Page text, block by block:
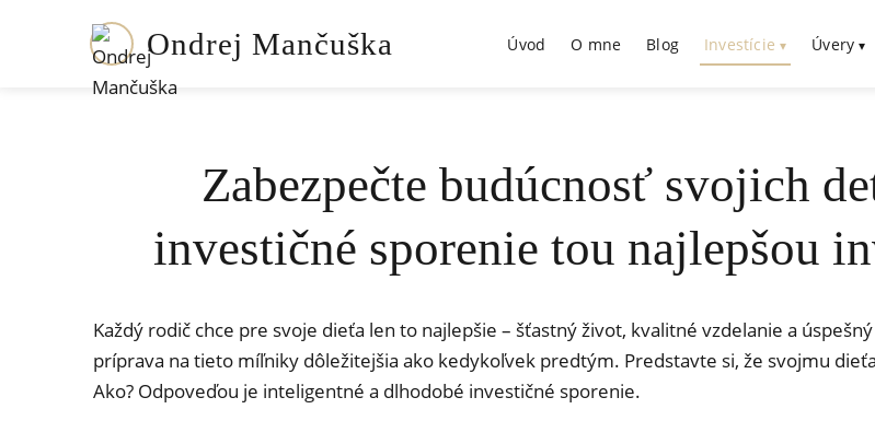
Ondrej Mančuška Úvod O mne Blog Investície Úvery
Zabezpečte budúcnosť svojich
investičné sporenie tou najlepšou
Každý rodič chce pre svoje dieťa len to najlepšie – šťastný život, kvalitné vzdelanie a
príprava na tieto míľniky dôležitejšia ako kedykoľvek predtým. Predstavte si, že svojmu
Ako? Odpoveďou je inteligentné a dlhodobé investičné sporenie.